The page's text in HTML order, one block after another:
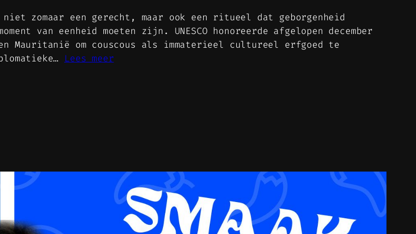
niet zomaar een gerecht, maar ook een ritueel dat geborgenheid
van eenheid moeten zijn. UNESCO honoreerde afgelopen december
Mauritanië om couscous als immaterieel cultureel erfgoed te
Lees meer